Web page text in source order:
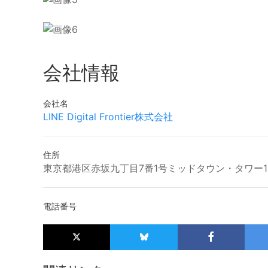
会社情報
会社名
LINE Digital Frontier株式会社
住所
東京都港区赤坂九丁目7番1号ミッドタウン・タワー
電話番号